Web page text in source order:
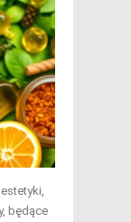
będące